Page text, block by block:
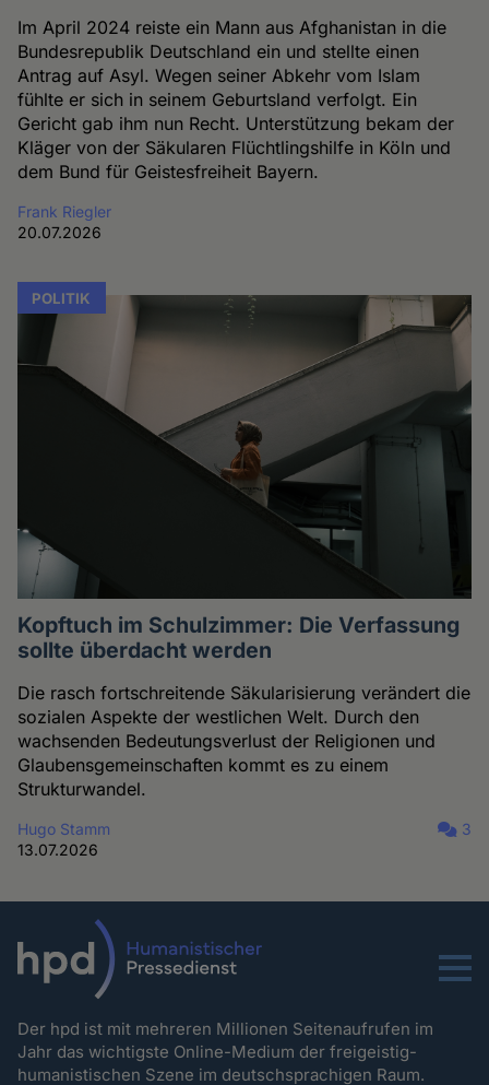
Im April 2024 reiste ein Mann aus Afghanistan in die
Bundesrepublik Deutschland ein und stellte einen
Antrag auf Asyl. Wegen seiner Abkehr vom Islam
fühlte er sich in seinem Geburtsland verfolgt. Ein
Gericht gab ihm nun Recht. Unterstützung bekam der
Kläger von der Säkularen Flüchtlingshilfe in Köln und
dem Bund für Geistesfreiheit Bayern.
Frank Riegler
20.07.2026
POLITIK
Kopftuch im Schulzimmer: Die Verfassung
sollte überdacht werden
Die rasch fortschreitende Säkularisierung verändert die
sozialen Aspekte der westlichen Welt. Durch den
wachsenden Bedeutungsverlust der Religionen und
Glaubensgemeinschaften kommt es zu einem
Strukturwandel.
Hugo Stamm
13.07.2026
3
Menu
Der hpd ist mit mehreren Millionen Seitenaufrufen im
Jahr das wichtigste Online-Medium der freigeistig-
humanistischen Szene im deutschsprachigen Raum.